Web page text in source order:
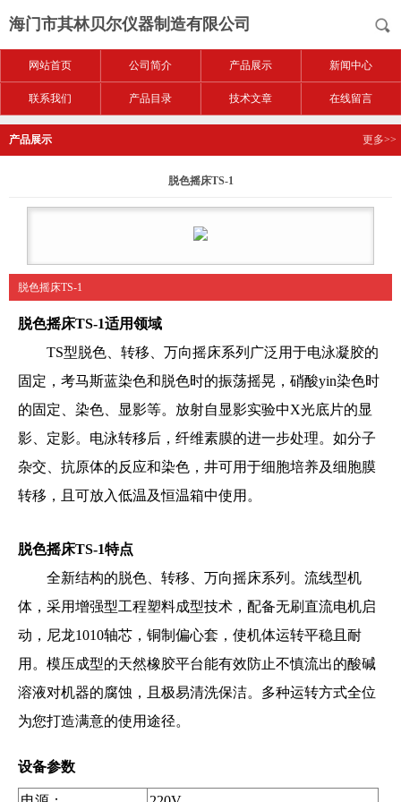
海门市其林贝尔仪器制造有限公司
网站首页 公司简介 产品展示 新闻中心
联系我们 产品目录 技术文章 在线留言
产品展示 更多>>
脱色摇床TS-1
脱色摇床TS-1
脱色摇床TS-1适用领域
TS型脱色、转移、万向摇床系列广泛用于电泳凝胶的
固定，考马斯蓝染色和脱色时的振荡摇晃，硝酸yin染色时
的固定、染色、显影等。放射自显影实验中X光底片的显
影、定影。电泳转移后，纤维素膜的进一步处理。如分子
杂交、抗原体的反应和染色，井可用于细胞培养及细胞膜
转移，且可放入低温及恒温箱中使用。
脱色摇床TS-1特点
全新结构的脱色、转移、万向摇床系列。流线型机
体，采用增强型工程塑料成型技术，配备无刷直流电机启
动，尼龙1010轴芯，铜制偏心套，使机体运转平稳且耐
用。模压成型的天然橡胶平台能有效防止不慎流出的酸碱
溶液对机器的腐蚀，且极易清洗保洁。多种运转方式全位
为您打造满意的使用途径。
设备参数